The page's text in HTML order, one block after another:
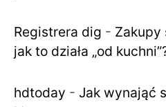
Registrera dig - Zakupy
jak to działa „od
hdtoday - Jak wynająć